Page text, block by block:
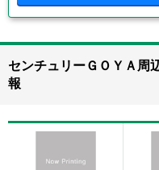
センチュリーＧＯＹＡ周
報